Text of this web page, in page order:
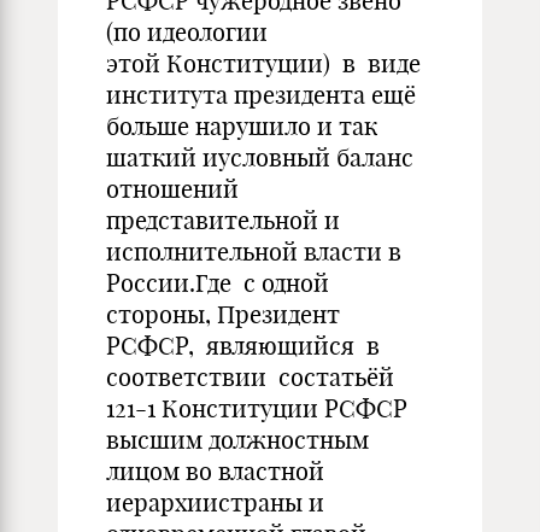
(по идеологии
этой Конституции) в виде
института президента ещё
больше нарушило и так
шаткий иусловный баланс
отношений
представительной и
исполнительной власти в
России.Где с одной
стороны, Президент
РСФСР, являющийся в
соответствии состатьёй
121-1 Конституции РСФСР
высшим должностным
лицом во властной
иерархиистраны и